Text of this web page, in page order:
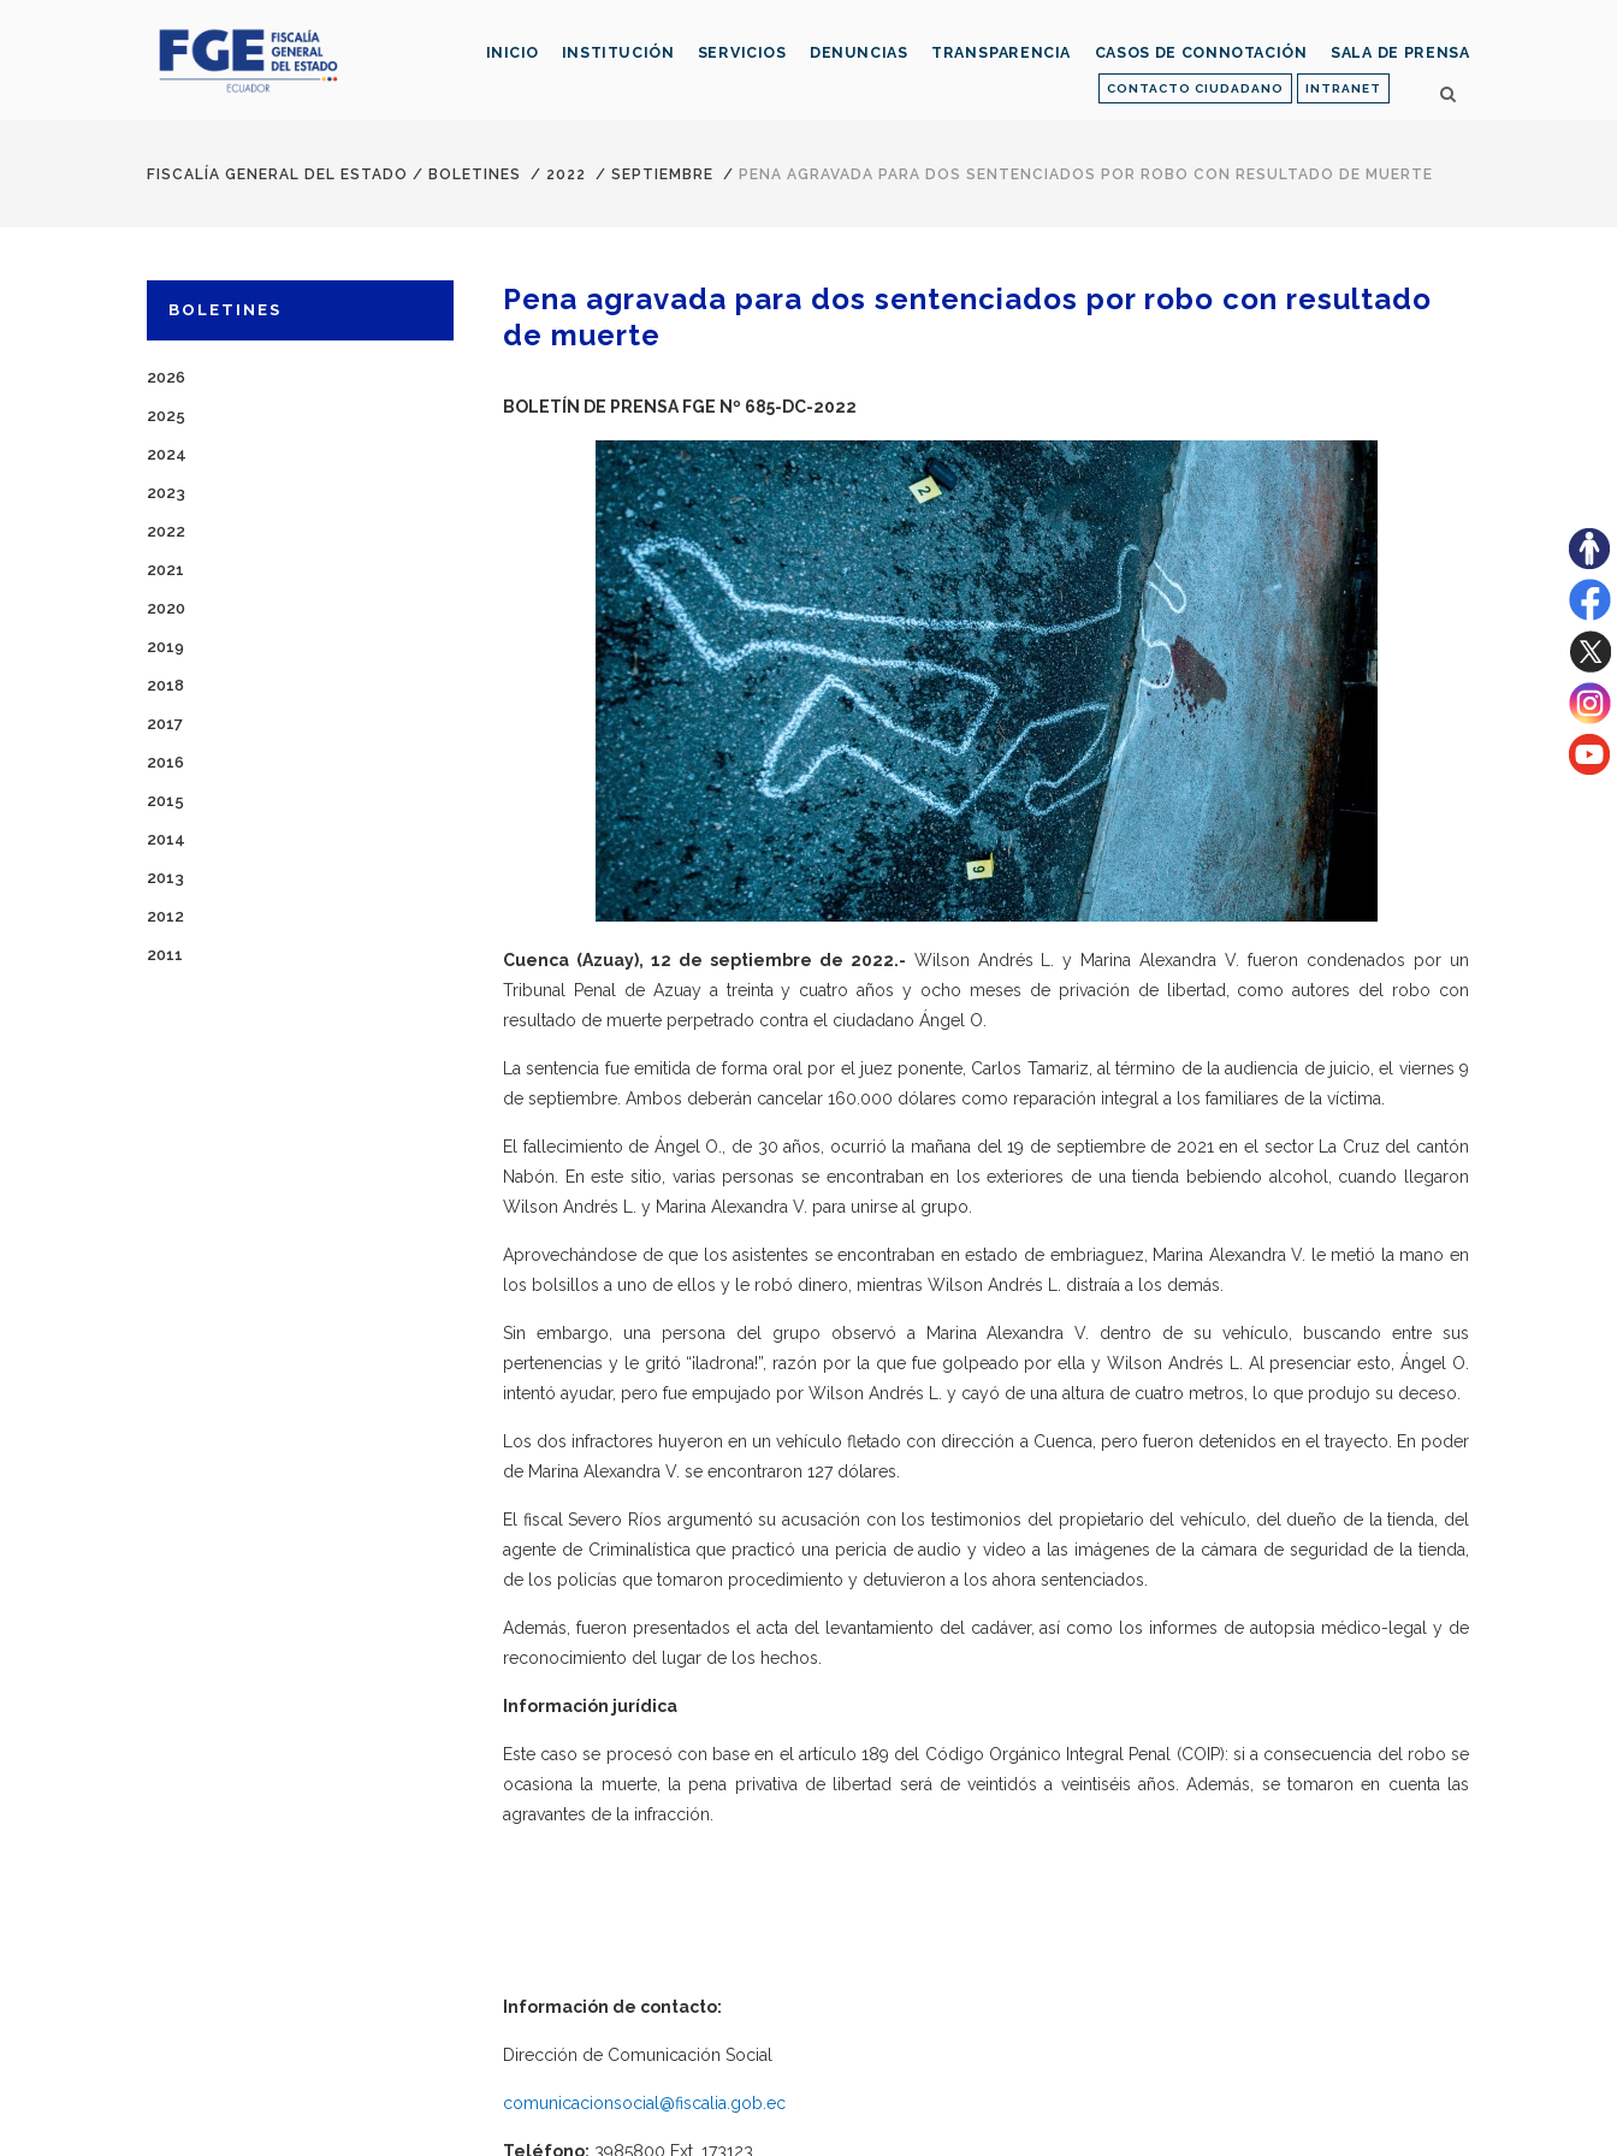
CONTACTO CIUDADANO INTRANET
INICIO INSTITUCIÓN SERVICIOS DENUNCIAS TRANSPARENCIA CASOS DE CONNOTACIÓN SALA DE PRENSA
FISCALÍA GENERAL DEL ESTADO / BOLETINES / 2022 / SEPTIEMBRE / PENA AGRAVADA PARA DOS SENTENCIADOS POR ROBO CON RESULTADO DE MUERTE
BOLETINES
2026
2025
2024
2023
2022
2021
2020
2019
2018
2017
2016
2015
2014
2013
2012
2011
Pena agravada para dos sentenciados por robo con resultado
de muerte
BOLETÍN DE PRENSA FGE Nº 685-DC-2022
Cuenca (Azuay), 12 de septiembre de 2022.- Wilson Andrés L. y Marina Alexandra V. fueron condenados por un
Tribunal Penal de Azuay a treinta y cuatro años y ocho meses de privación de libertad, como autores del robo con
resultado de muerte perpetrado contra el ciudadano Ángel O.
La sentencia fue emitida de forma oral por el juez ponente, Carlos Tamariz, al término de la audiencia de juicio, el viernes 9
de septiembre. Ambos deberán cancelar 160.000 dólares como reparación integral a los familiares de la víctima.
El fallecimiento de Ángel O., de 30 años, ocurrió la mañana del 19 de septiembre de 2021 en el sector La Cruz del cantón
Nabón. En este sitio, varias personas se encontraban en los exteriores de una tienda bebiendo alcohol, cuando llegaron
Wilson Andrés L. y Marina Alexandra V. para unirse al grupo.
Aprovechándose de que los asistentes se encontraban en estado de embriaguez, Marina Alexandra V. le metió la mano en
los bolsillos a uno de ellos y le robó dinero, mientras Wilson Andrés L. distraía a los demás.
Sin embargo, una persona del grupo observó a Marina Alexandra V. dentro de su vehículo, buscando entre sus
pertenencias y le gritó “¡ladrona!”, razón por la que fue golpeado por ella y Wilson Andrés L. Al presenciar esto, Ángel O.
intentó ayudar, pero fue empujado por Wilson Andrés L. y cayó de una altura de cuatro metros, lo que produjo su deceso.
Los dos infractores huyeron en un vehículo fletado con dirección a Cuenca, pero fueron detenidos en el trayecto. En poder
de Marina Alexandra V. se encontraron 127 dólares.
El fiscal Severo Ríos argumentó su acusación con los testimonios del propietario del vehículo, del dueño de la tienda, del
agente de Criminalística que practicó una pericia de audio y video a las imágenes de la cámara de seguridad de la tienda,
de los policías que tomaron procedimiento y detuvieron a los ahora sentenciados.
Además, fueron presentados el acta del levantamiento del cadáver, así como los informes de autopsia médico-legal y de
reconocimiento del lugar de los hechos.
Información jurídica
Este caso se procesó con base en el artículo 189 del Código Orgánico Integral Penal (COIP): si a consecuencia del robo se
ocasiona la muerte, la pena privativa de libertad será de veintidós a veintiséis años. Además, se tomaron en cuenta las
agravantes de la infracción.
Información de contacto:
Dirección de Comunicación Social
comunicacionsocial@fiscalia.gob.ec
Teléfono: 3985800 Ext. 173123